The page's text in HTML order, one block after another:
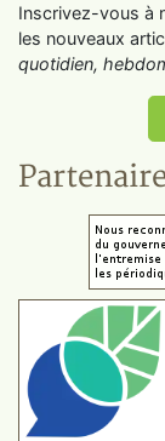
Inscrivez-vous à
les nouveaux
quotidien,